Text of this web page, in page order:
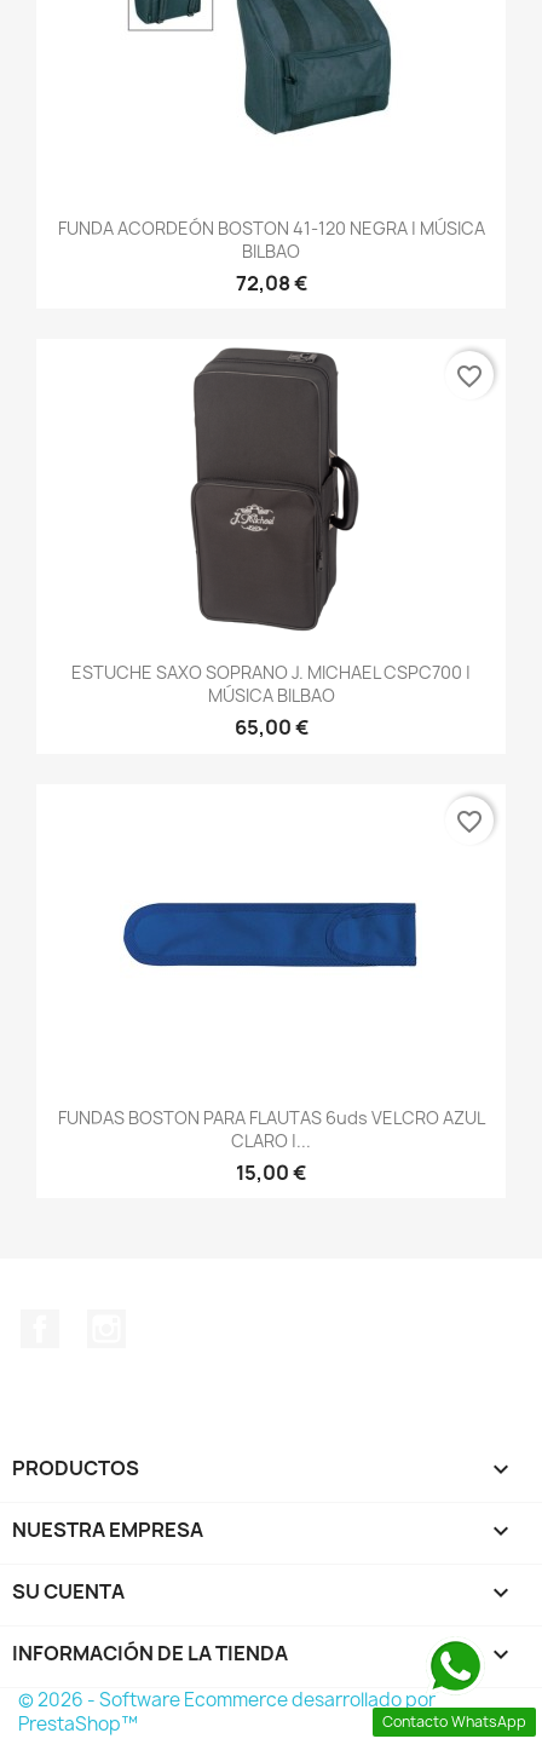
FUNDA ACORDEÓN BOSTON 41-120 NEGRA | MÚSICA
BILBAO
72,08 €
ESTUCHE SAXO SOPRANO J. MICHAEL CSPC700 |
MÚSICA BILBAO
65,00 €
favorite_border
FUNDAS BOSTON PARA FLAUTAS 6uds VELCRO AZUL
CLARO |...
15,00 €
favorite_border
PRODUCTOS 
NUESTRA EMPRESA 
SU CUENTA 
INFORMACIÓN DE LA TIENDA keyboard_arrow_down
Contacto WhatsApp
© 2026 - Software Ecommerce desarrollado por
PrestaShop™